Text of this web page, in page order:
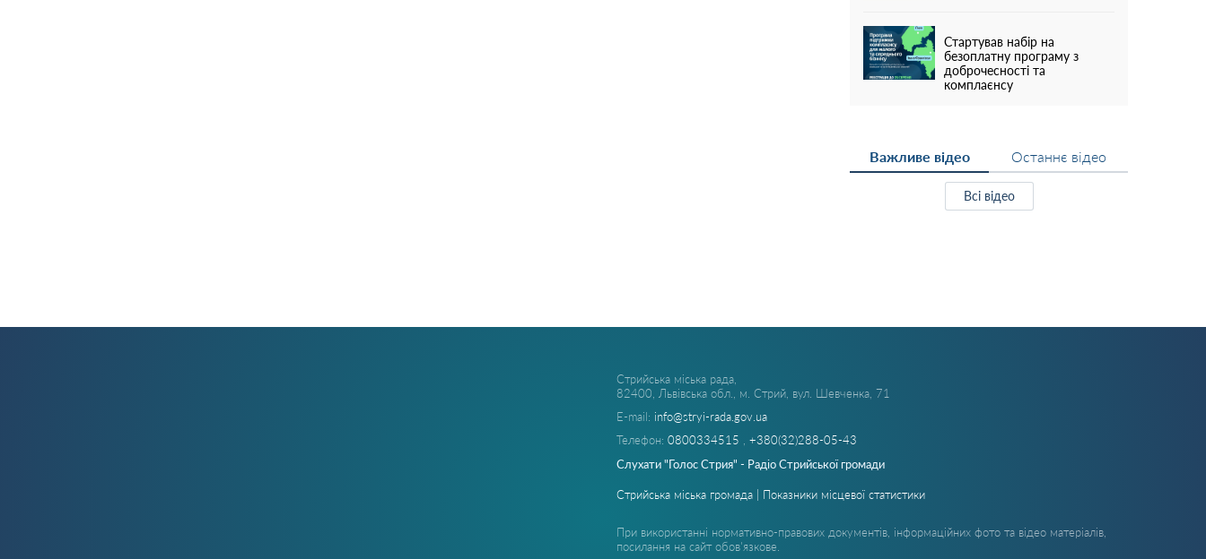
Стартував набір на
безоплатну програму з
доброчесності та
комплаєнсу
Важливе відео Останнє відео
Всі відео
Стрийська міська рада,
82400, Львівська обл., м. Стрий, вул. Шевченка, 71
E-mail: info@stryi-rada.gov.ua
Телефон: 0800334515
+380(32)288-05-43
Слухати "Голос Стрия" - Радіо Стрийської громади
Стрийська міська громада | Показники місцевої статистики
При використанні нормативно-правових документів, інформаційних фото та відео матеріалів,
посилання на сайт обов'язкове.